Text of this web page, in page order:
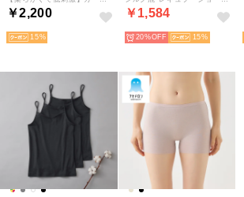
￥2,200
15
￥1,584
20% 15